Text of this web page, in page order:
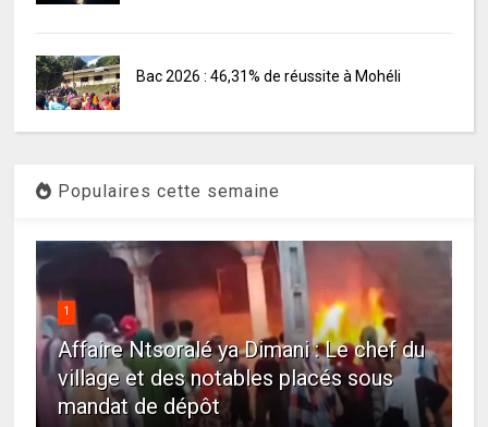
Bac 2026 : 46,31% de réussite à Mohéli
Populaires cette semaine
1
Affaire Ntsoralé ya Dimani : Le chef du
village et des notables placés sous
mandat de dépôt